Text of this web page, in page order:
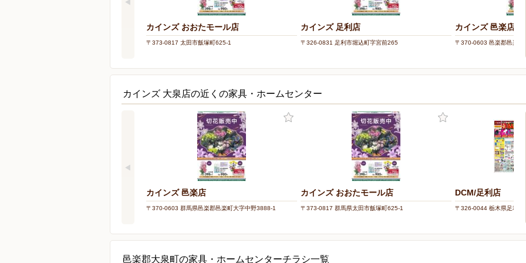
カインズ おおたモール店
〒373-0817 太田市飯塚町625-1
カインズ 足利店
〒326-0831 足利市堀込町字宮前265
カインズ 邑楽店
〒370-0603 邑楽郡邑楽町
カインズ 大泉店の近くの家具・ホームセンター
カインズ 邑楽店
〒370-0603 群馬県邑楽郡邑楽町大字中野3888-1
カインズ おおたモール店
〒373-0817 群馬県太田市飯塚町625-1
DCM/足利店
〒326-0044 栃木県足利市
邑楽郡大泉町の家具・ホームセンターチラシ一覧